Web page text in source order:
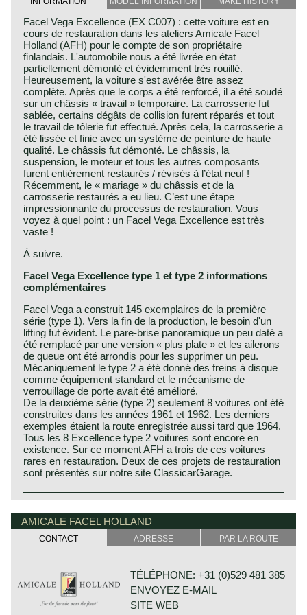
Facel Vega Excellence (EX C007) : cette voiture est en
cours de restauration dans les ateliers Amicale Facel
Holland (AFH) pour le compte de son propriétaire
finlandais. L'automobile nous a été livrée en état
partiellement démonté et évidemment très rouillé.
Heureusement, la voiture s'est avérée être assez
complète. Après que le corps a été renforcé, il a été soudé
sur un châssis « travail » temporaire. La carrosserie fut
sablée, certains dégâts de collision furent réparés et tout
le travail de tôlerie fut effectué. Après cela, la carrosserie a
été lissée et finie avec un système de peinture de haute
qualité. Le châssis fut démonté. Le châssis, la
suspension, le moteur et tous les autres composants
furent entièrement restaurés / révisés à l’état neuf !
Récemment, le « mariage » du châssis et de la
carrosserie restaurés a eu lieu. C’est une étape
impressionnante du processus de restauration. Vous
voyez à quel point : un Facel Vega Excellence est très
vaste !
À suivre.
Facel Vega Excellence type 1 et type 2 informations
complémentaires
Facel Vega a construit 145 exemplaires de la première
série (type 1). Vers la fin de la production, le besoin d'un
lifting fut évident. Le pare-brise panoramique un peu daté a
été remplacé par une version « plus plate » et les ailerons
de queue ont été arrondis pour les supprimer un peu.
Mécaniquement le type 2 a été donné des freins à disque
comme équipement standard et le mécanisme de
verrouillage de porte avait été amélioré.
De la deuxième série (type 2) seulement 8 voitures ont été
construites dans les années 1961 et 1962. Les derniers
exemples étaient la route enregistrée aussi tard que 1964.
Tous les 8 Excellence type 2 voitures sont encore en
existence. Sur ce moment AFH a trois de ces voitures
rares en restauration. Deux de ces projets de restauration
sont présentés sur notre site ClassicarGarage.
The Facel Vega Excellence was presented as a luxury
was based upon the legendary Facel Vega HK 500 which
was the fastest four seater production car of its day.
The 5.23 meter long Excellence features four doors of
The Excellence was built without a B-post. When the
doors were opened the large opening was very inviting to
enter the fantastic interior. As the other Facels the
Excellence was an extremely luxurious automobile with a
Facel Vega history
The French company Facel (Forges et Ateliers de
Construction due’s et Loir) was first established in 1938 as
a manufacturer of stainless steel products for the aircraft
constructing automobile bodies for Simca, Ford France
and Panhard.
In those days, the company was under the leadership of
Jean Daninos.
AMICALE FACEL HOLLAND
CONTACT ADRESSE PAR LA ROUTE
TÉLÉPHONE: +31 (0)529 481 385
ENVOYEZ E-MAIL
SITE WEB